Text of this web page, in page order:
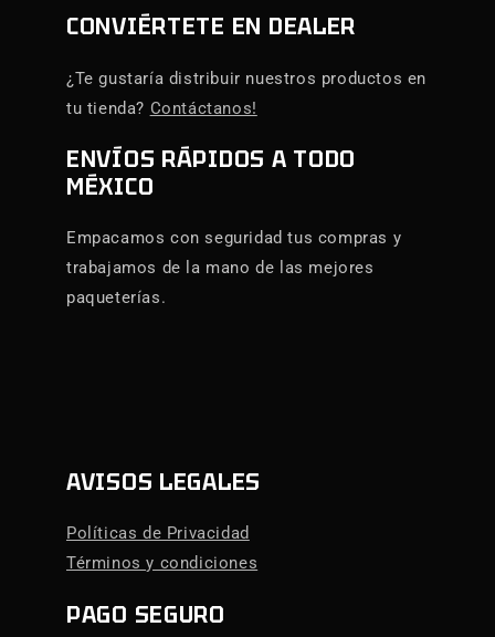
CONVIÉRTETE EN DEALER
¿Te gustaría distribuir nuestros productos en
tu tienda? Contáctanos!
ENVÍOS RÁPIDOS A TODO
MÉXICO
Empacamos con seguridad tus compras y
trabajamos de la mano de las mejores
paqueterías.
AVISOS LEGALES
Políticas de Privacidad
Términos y condiciones
PAGO SEGURO